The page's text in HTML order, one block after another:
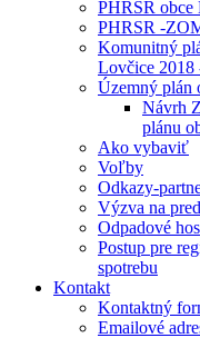
PHRSR
PHRSR -
Komunitný
Lovčice 2018
Územný plán
Návrh
plánu
Ako vybaviť
Voľby
Odkazy-
Výzva na
Odpadové
Postup pre
spotrebu
Kontakt
Kontaktný
Emailové